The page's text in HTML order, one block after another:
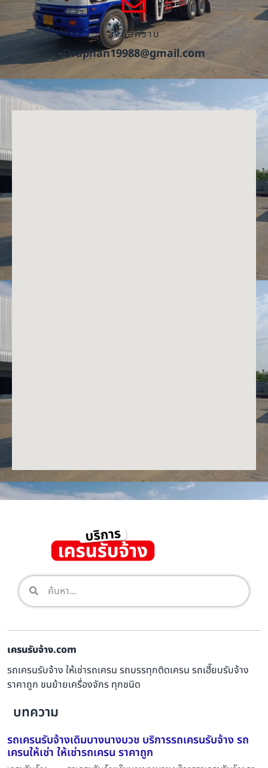
ส่งข้อความ
Oraphan19988@gmail.com
เครนรับจ้าง.com
รถเครนรับจ้าง ให้เช่ารถเครน รถบรรทุกติดเครน รถเฮี๊ยบรับจ้าง
ราคาถูก ขนย้ายเครื่องจักร ทุกชนิด
บทความ
รถเครนรับจ้างเดิมบางนางบวช บริการรถเครนรับจ้าง รถ
เครนให้เช่า ให้เช่ารถเครน ราคาถูก